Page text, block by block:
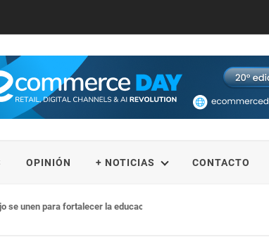
OPINIÓN + NOTICIAS CONTACTO
se unen para fortalecer la educación STEM